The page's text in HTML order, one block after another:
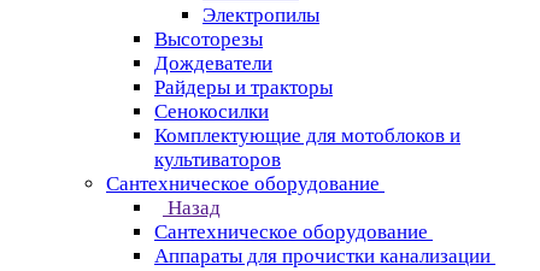
Электропилы
Высоторезы
Дождеватели
Райдеры и тракторы
Сенокосилки
Комплектующие для мотоблоков и
культиваторов
Сантехническое оборудование
Назад
Сантехническое оборудование
Аппараты для прочистки канализации